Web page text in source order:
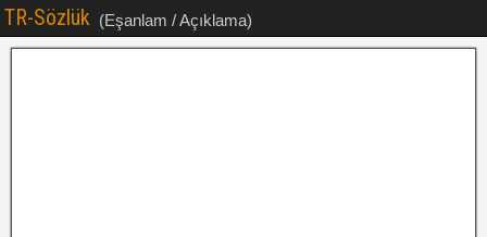
TR-Sözlük (Eşanlam / Açıklama)